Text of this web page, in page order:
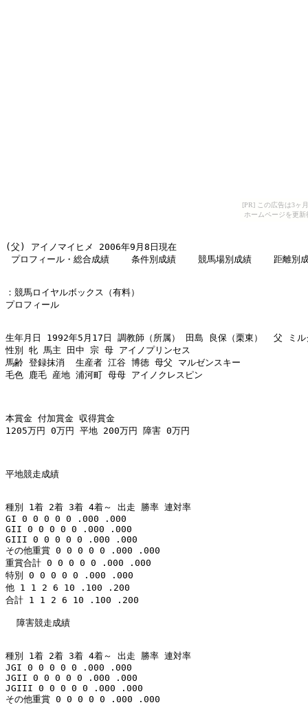
[PR] この広告は3ヶ
ホームページを更
(父) アイノマイヒメ 2006年9月8日現在
プロフィール・総合成績    条件別成績    競馬場別成績    距離別
：競馬ロイヤルボックス（有料）
プロフィール
生年月日 1992年5月17日 調教師（所属） 田島 良保（栗東）  父 ミ
性別 牝 馬主 田中 宗 母 アイノプリンセス
馬齢 登録抹消  生産者 江谷 博徳 母父 マルゼンスキー
毛色 鹿毛 産地 浦河町 母母 アイノクレスピン
本賞金 付加賞金 収得賞金
1205万円 0万円 平地 200万円 障害 0万円
平地競走成績
種別 1着 2着 3着 4着～ 出走 勝率 連対率
GI 0 0 0 0 0 .000 .000
GII 0 0 0 0 0 .000 .000
GIII 0 0 0 0 0 .000 .000
その他重賞 0 0 0 0 0 .000 .000
重賞合計 0 0 0 0 0 .000 .000
特別 0 0 0 0 0 .000 .000
他 1 1 2 6 10 .100 .200
合計 1 1 2 6 10 .100 .200
  障害競走成績
種別 1着 2着 3着 4着～ 出走 勝率 連対率
JGI 0 0 0 0 0 .000 .000
JGII 0 0 0 0 0 .000 .000
JGIII 0 0 0 0 0 .000 .000
その他重賞 0 0 0 0 0 .000 .000